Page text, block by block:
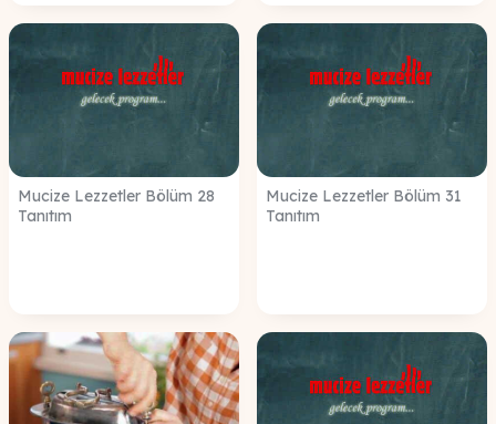
Mucize Lezzetler Bölüm 28
Tanıtım
Mucize Lezzetler Bölüm 31
Tanıtım